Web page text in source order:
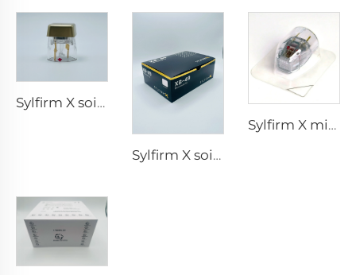
Sylfirm X soins de la peau par microneedling rf embouts Sylfirm X X-25
Sylfirm X soins de la peau par microneedling rf embouts Sylfirm X XB-49
Sylfirm X microneedling rf tip Sylfirm X XE-25 cartouche de Viol